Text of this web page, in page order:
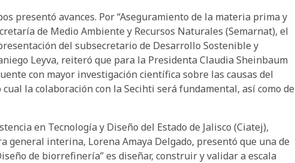
presentó avances. Por “Aseguramiento de la materia prima y
de Medio Ambiente y Recursos Naturales (Semarnat), el
del subsecretario de Desarrollo Sostenible y
Leyva, reiteró que para la Presidenta Claudia Sheinbaum
con mayor investigación científica sobre las causas del
la colaboración con la Secihti será fundamental, así como de
en Tecnología y Diseño del Estado de Jalisco (Ciatej),
general interina, Lorena Amaya Delgado, presentó que una de
de biorrefinería” es diseñar, construir y validar a escala